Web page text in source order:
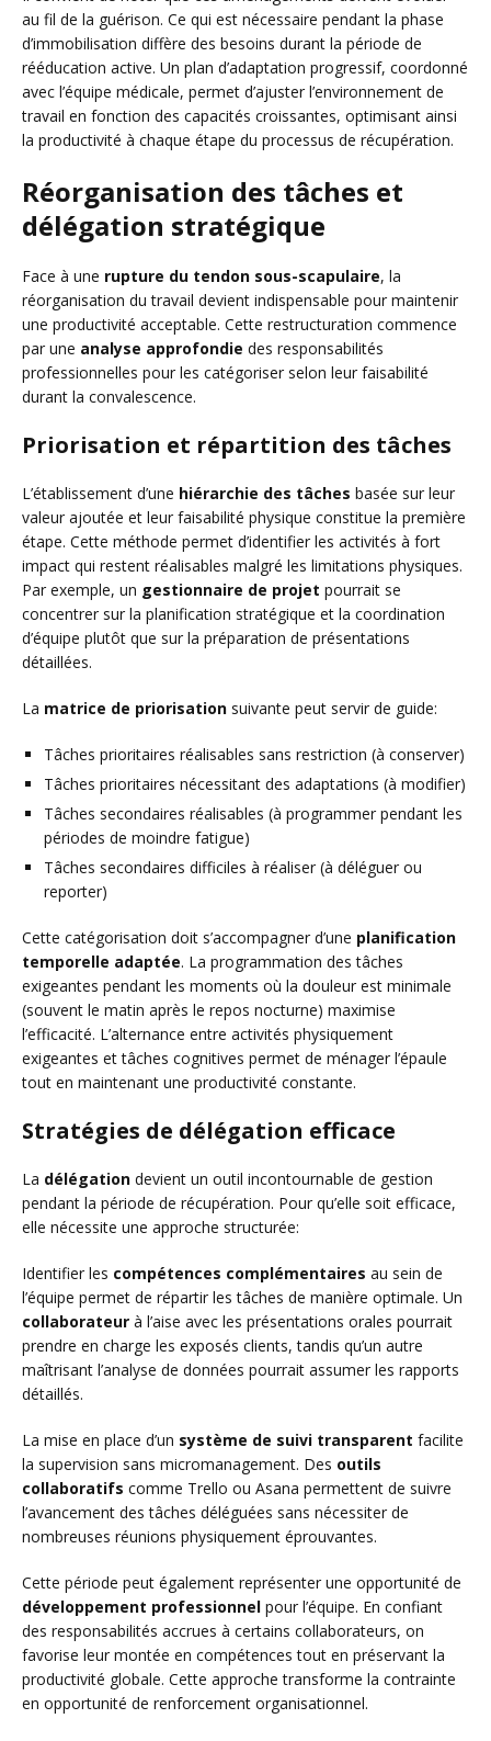
au fil de la guérison. Ce qui est nécessaire pendant la phase
d’immobilisation diffère des besoins durant la période de
rééducation active. Un plan d’adaptation progressif, coordonné
avec l’équipe médicale, permet d’ajuster l’environnement de
travail en fonction des capacités croissantes, optimisant ainsi
la productivité à chaque étape du processus de récupération.
Réorganisation des tâches et
délégation stratégique
Face à une rupture du tendon sous-scapulaire, la
réorganisation du travail devient indispensable pour maintenir
une productivité acceptable. Cette restructuration commence
par une analyse approfondie des responsabilités
professionnelles pour les catégoriser selon leur faisabilité
durant la convalescence.
Priorisation et répartition des tâches
L’établissement d’une hiérarchie des tâches basée sur leur
valeur ajoutée et leur faisabilité physique constitue la première
étape. Cette méthode permet d’identifier les activités à fort
impact qui restent réalisables malgré les limitations physiques.
Par exemple, un gestionnaire de projet pourrait se
concentrer sur la planification stratégique et la coordination
d’équipe plutôt que sur la préparation de présentations
détaillées.
La matrice de priorisation suivante peut servir de guide:
Tâches prioritaires réalisables sans restriction (à conserver)
Tâches prioritaires nécessitant des adaptations (à modifier)
Tâches secondaires réalisables (à programmer pendant les
périodes de moindre fatigue)
Tâches secondaires difficiles à réaliser (à déléguer ou
reporter)
Cette catégorisation doit s’accompagner d’une planification
temporelle adaptée. La programmation des tâches
exigeantes pendant les moments où la douleur est minimale
(souvent le matin après le repos nocturne) maximise
l’efficacité. L’alternance entre activités physiquement
exigeantes et tâches cognitives permet de ménager l’épaule
tout en maintenant une productivité constante.
Stratégies de délégation efficace
La délégation devient un outil incontournable de gestion
pendant la période de récupération. Pour qu’elle soit efficace,
elle nécessite une approche structurée:
Identifier les compétences complémentaires au sein de
l’équipe permet de répartir les tâches de manière optimale. Un
collaborateur à l’aise avec les présentations orales pourrait
prendre en charge les exposés clients, tandis qu’un autre
maîtrisant l’analyse de données pourrait assumer les rapports
détaillés.
La mise en place d’un système de suivi transparent facilite
la supervision sans micromanagement. Des outils
collaboratifs comme Trello ou Asana permettent de suivre
l’avancement des tâches déléguées sans nécessiter de
nombreuses réunions physiquement éprouvantes.
Cette période peut également représenter une opportunité de
développement professionnel pour l’équipe. En confiant
des responsabilités accrues à certains collaborateurs, on
favorise leur montée en compétences tout en préservant la
productivité globale. Cette approche transforme la contrainte
en opportunité de renforcement organisationnel.